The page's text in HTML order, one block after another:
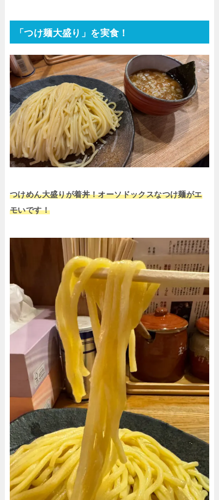
「つけ麺大盛り」を実食！
つけめん大盛りが着丼！オーソドックスなつけ麺がエ
モいです！